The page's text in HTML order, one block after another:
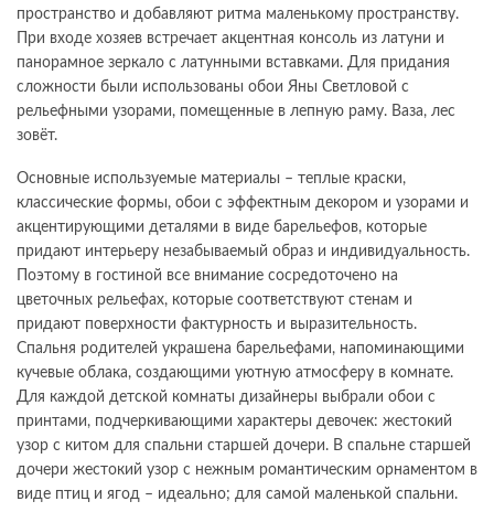
пространство и добавляют ритма маленькому пространству.
При входе хозяев встречает акцентная консоль из латуни и
панорамное зеркало с латунными вставками. Для придания
сложности были использованы обои Яны Светловой с
рельефными узорами, помещенные в лепную раму. Ваза, лес
зовёт.
Основные используемые материалы – теплые краски,
классические формы, обои с эффектным декором и узорами и
акцентирующими деталями в виде барельефов, которые
придают интерьеру незабываемый образ и индивидуальность.
Поэтому в гостиной все внимание сосредоточено на
цветочных рельефах, которые соответствуют стенам и
придают поверхности фактурность и выразительность.
Спальня родителей украшена барельефами, напоминающими
кучевые облака, создающими уютную атмосферу в комнате.
Для каждой детской комнаты дизайнеры выбрали обои с
принтами, подчеркивающими характеры девочек: жестокий
узор с китом для спальни старшей дочери. В спальне старшей
дочери жестокий узор с нежным романтическим орнаментом в
виде птиц и ягод – идеально; для самой маленькой спальни.